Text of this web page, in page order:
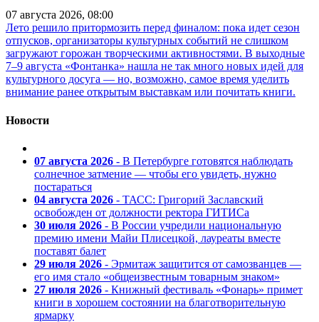
07 августа 2026, 08:00
Лето решило притормозить перед финалом: пока идет сезон
отпусков, организаторы культурных событий не слишком
загружают горожан творческими активностями. В выходные
7–9 августа «Фонтанка» нашла не так много новых идей для
культурного досуга — но, возможно, самое время уделить
внимание ранее открытым выставкам или почитать книги.
Новости
07 августа 2026 - В Петербурге готовятся наблюдать
солнечное затмение — чтобы его увидеть, нужно
постараться
04 августа 2026 - ТАСС: Григорий Заславский
освобожден от должности ректора ГИТИСа
30 июля 2026 - В России учредили национальную
премию имени Майи Плисецкой, лауреаты вместе
поставят балет
29 июля 2026 - Эрмитаж защитится от самозванцев —
его имя стало «общеизвестным товарным знаком»
27 июля 2026 - Книжный фестиваль «Фонарь» примет
книги в хорошем состоянии на благотворительную
ярмарку